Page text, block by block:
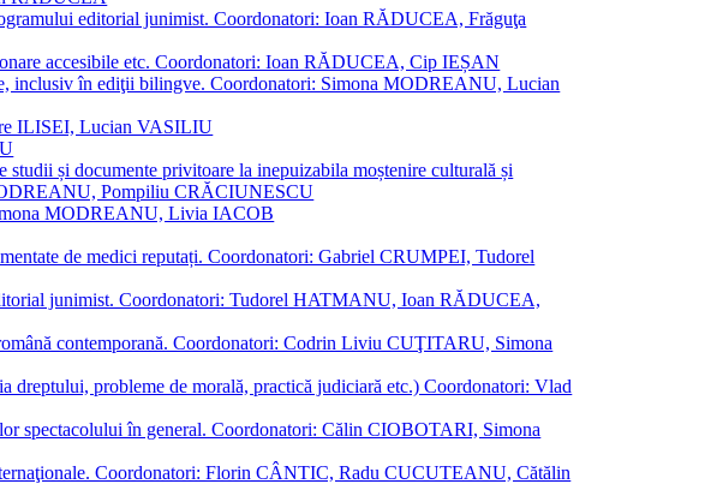
editorial junimist. Coordonatori: Ioan RĂDUCEA, Frăguţa
accesibile etc. Coordonatori: Ioan RĂDUCEA, Cip IEȘAN
inclusiv în ediţii bilingve. Coordonatori: Simona MODREANU, Lucian
ILISEI, Lucian VASILIU
și documente privitoare la inepuizabila moștenire culturală și
Pompiliu CRĂCIUNESCU
MODREANU, Livia IACOB
de medici reputați. Coordonatori: Gabriel CRUMPEI, Tudorel
junimist. Coordonatori: Tudorel HATMANU, Ioan RĂDUCEA,
contemporană. Coordonatori: Codrin Liviu CUŢITARU, Simona
dreptului, probleme de morală, practică judiciară etc.) Coordonatori: Vlad
spectacolului în general. Coordonatori: Călin CIOBOTARI, Simona
Coordonatori: Florin CÂNTIC, Radu CUCUTEANU, Cătălin